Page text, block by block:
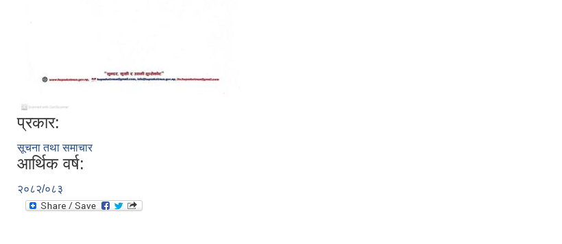
प्रकार:
सूचना तथा समाचार
आर्थिक वर्ष:
२०८२/०८३